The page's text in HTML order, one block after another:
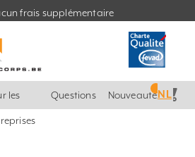
frais supplémentaire
les Questions NouveautésNL